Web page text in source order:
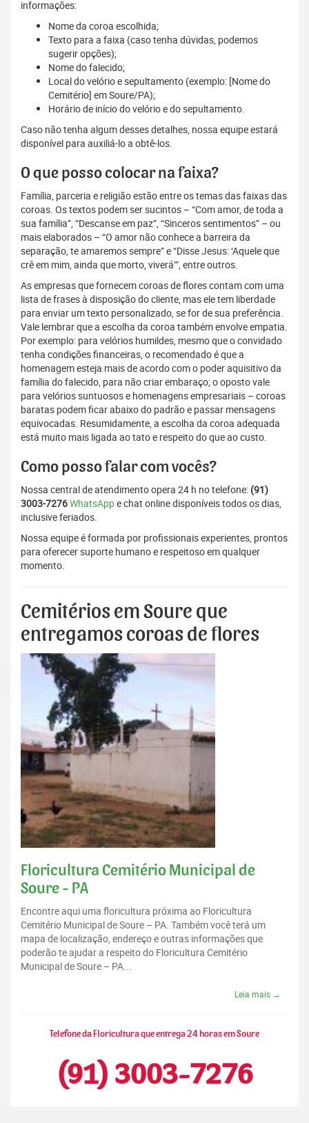
informações:
Nome da coroa escolhida;
Texto para a faixa (caso tenha dúvidas, podemos
sugerir opções);
Nome do falecido;
Local do velório e sepultamento (exemplo: [Nome do
Cemitério] em Soure/PA);
Horário de início do velório e do sepultamento.
Caso não tenha algum desses detalhes, nossa equipe estará
disponível para auxiliá-lo a obtê-los.
O que posso colocar na faixa?
Família, parceria e religião estão entre os temas das faixas das
coroas. Os textos podem ser sucintos – “Com amor, de toda a
sua família”, “Descanse em paz”, “Sinceros sentimentos” – ou
mais elaborados – “O amor não conhece a barreira da
separação, te amaremos sempre” e “Disse Jesus: ‘Aquele que
crê em mim, ainda que morto, viverá’”, entre outros.
As empresas que fornecem coroas de flores contam com uma
lista de frases à disposição do cliente, mas ele tem liberdade
para enviar um texto personalizado, se for de sua preferência.
Vale lembrar que a escolha da coroa também envolve empatia.
Por exemplo: para velórios humildes, mesmo que o convidado
tenha condições financeiras, o recomendado é que a
homenagem esteja mais de acordo com o poder aquisitivo da
família do falecido, para não criar embaraço; o oposto vale
para velórios suntuosos e homenagens empresariais – coroas
baratas podem ficar abaixo do padrão e passar mensagens
equivocadas. Resumidamente, a escolha da coroa adequada
está muito mais ligada ao tato e respeito do que ao custo.
Como posso falar com vocês?
Nossa central de atendimento opera 24 h no telefone: (91)
3003-7276WhatsAppe chat online disponíveis todos os dias,
inclusive feriados.
Nossa equipe é formada por profissionais experientes, prontos
para oferecer suporte humano e respeitoso em qualquer
momento.
Cemitérios em Soure que
entregamos coroas de flores
Floricultura Cemitério Municipal de
Soure - PA
Encontre aqui uma floricultura próxima ao Floricultura
Cemitério Municipal de Soure – PA. Também você terá um
mapa de localização, endereço e outras informações que
poderão te ajudar a respeito do Floricultura Cemitério
Municipal de Soure – PA...
Leia mais →
Telefone da Floricultura que entrega 24 horas em Soure
(91) 3003-7276